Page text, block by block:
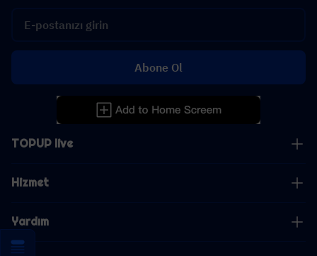
TOPUP live
Hizmet
Yardım
Abone Ol